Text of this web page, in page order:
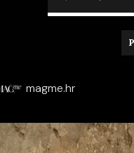
magme.hr